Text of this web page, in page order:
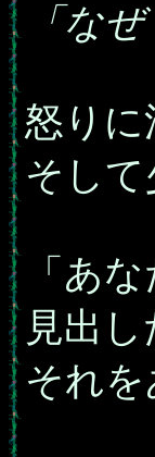
「な
怒りに
そし
「あ
見出し
それ